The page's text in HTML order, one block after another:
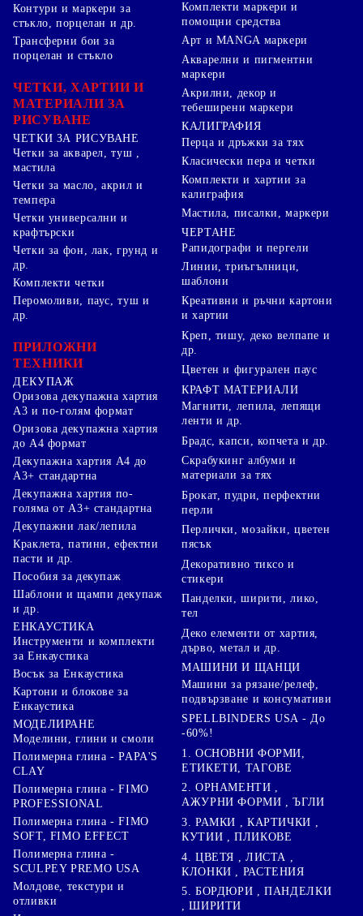
Контури и маркери за
стъкло, порцелан и др.
Трансферни бои за
порцелан и стъкло
ЧЕТКИ, ХАРТИИ И
МАТЕРИАЛИ ЗА
РИСУВАНЕ
ЧЕТКИ ЗА РИСУВАНЕ
Четки за акварел, туш ,
мастила
Четки за масло, акрил и
темпера
Четки универсални и
крафтърски
Четки за фон, лак, грунд и
др.
Комплекти четки
Комплекти маркери и
помощни средства
Арт и MANGA маркери
Акварелни и пигментни
маркери
Акрилни, декор и
тебеширени маркери
КАЛИГРАФИЯ
Перца и дръжки за тях
Класически пера и четки
Комплекти и хартии за
калиграфия
Мастила, писалки, маркери
ЧЕРТАНЕ
Рапидографи и пергели
Линии, триъгълници,
шаблони
Перомоливи, паус, туш и
др.
ПРИЛОЖНИ
ТЕХНИКИ
ДЕКУПАЖ
Оризова декупажна хартия
А3 и по-голям формат
Оризова декупажна хартия
до А4 формат
Декупажна хартия А4 до
А3+ стандартна
Декупажна хартия по-
голяма от А3+ стандартна
Декупажни лак/лепила
Краклета, патини, ефектни
пасти и др.
Пособия за декупаж
Шаблони и щампи декупаж
и др.
ЕНКАУСТИКА
Инструменти и комплекти
за Енкаустика
Восък за Енкаустика
Картони и блокове за
Енкаустика
МОДЕЛИРАНЕ
Моделини, глини и смоли
Полимерна глина - PAPA'S
CLAY
Полимерна глина - FIMO
PROFESSIONAL
Полимерна глина - FIMO
SOFT, FIMO EFFECT
Полимерна глина -
SCULPEY PREMO USA
Молдове, текстури и
отливки
Креативни и ръчни картони
и хартии
Креп, тишу, деко велпапе и
др.
Цветен и фигурален паус
КРАФТ МАТЕРИАЛИ
Магнити, лепила, лепящи
ленти и др.
Брадс, капси, копчета и др.
Скрабукинг албуми и
материали за тях
Брокат, пудри, перфектни
перли
Перлички, мозайки, цветен
пясък
Декоративно тиксо и
стикери
Панделки, ширити, лико,
тел
Деко елементи от хартия,
дърво, метал и др.
МАШИНИ И ЩАНЦИ
Машини за рязане/релеф,
подвързване и консумативи
SPELLBINDERS USA - До
-60%!
1. ОСНОВНИ ФОРМИ,
ЕТИКЕТИ, ТАГОВЕ
2. ОРНАМЕНТИ ,
АЖУРНИ ФОРМИ , ЪГЛИ
3. РАМКИ , КАРТИЧКИ ,
КУТИИ , ПЛИКОВЕ
4. ЦВЕТЯ , ЛИСТА ,
КЛОНКИ , РАСТЕНИЯ
5. БОРДЮРИ , ПАНДЕЛКИ
, ШИРИТИ